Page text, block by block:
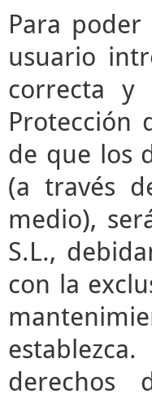
Para
usuario
correcta y
Protección
de que los
(a través
medio),
S.L.,
con la
derechos